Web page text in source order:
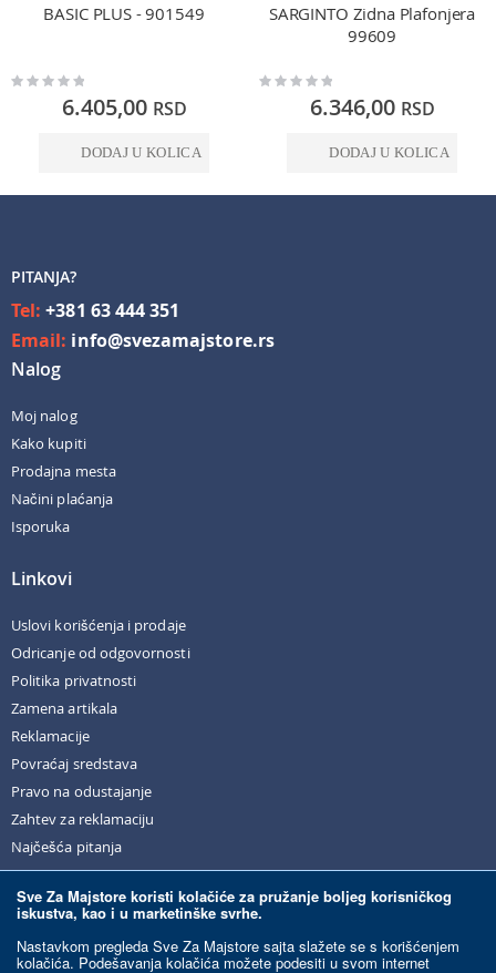
Sve Za Majstore koristi kolačiće za pružanje boljeg korisničkog
iskustva, kao i u marketinške svrhe.
Nastavkom pregleda Sve Za Majstore sajta slažete se s korišćenjem
kolačića. Podešavanja kolačića možete podesiti u svom internet
BASIC PLUS - 901549
Rating:
6.405,00 RSD
DODAJ U KOLICA
SARGINTO Zidna Plafonjera
99609
Rating:
6.346,00 RSD
DODAJ U KOLICA
PITANJA?
Tel:+381 63 444 351
Email: info@svezamajstore.rs
Nalog
Moj nalog
Kako kupiti
Prodajna mesta
Načini plaćanja
Isporuka
Linkovi
Uslovi korišćenja i prodaje
Odricanje od odgovornosti
Politika privatnosti
Zamena artikala
Reklamacije
Povraćaj sredstava
Pravo na odustajanje
Zahtev za reklamaciju
Najčešća pitanja
© Sve Za Majstore. 2026. Sva prava zadržana.